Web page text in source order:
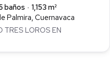
baños
1,153 m²
Palmira, Cuernavaca
TRES LOROS EN